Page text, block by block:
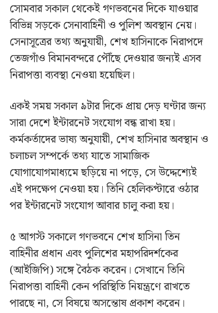
সোমবার সকাল থেকেই গণভবনের দিকে যাওয়ার
বিভিন্ন সড়কে সেনাবাহিনী ও পুলিশ অবস্থান নেয়।
সেনাসূত্রের তথ্য অনুযায়ী, শেখ হাসিনাকে নিরাপদে
তেজগাঁও বিমানবন্দরে পৌঁছে দেওয়ার জন্যই এসব
নিরাপত্তা ব্যবস্থা নেওয়া হয়েছিল।
একই সময় সকাল ৯টার দিকে প্রায় দেড় ঘণ্টার জন্য
সারা দেশে ইন্টারনেট সংযোগ বন্ধ রাখা হয়।
কর্মকর্তাদের ভাষ্য অনুযায়ী, শেখ হাসিনার অবস্থান ও
চলাচল সম্পর্কে তথ্য যাতে সামাজিক
যোগাযোগমাধ্যমে ছড়িয়ে না পড়ে, সে উদ্দেশ্যেই
এই পদক্ষেপ নেওয়া হয়। তিনি হেলিকপ্টারে ওঠার
পর ইন্টারনেট সংযোগ আবার চালু করা হয়।
৫ আগস্ট সকালে গণভবনে শেখ হাসিনা তিন
বাহিনীর প্রধান এবং পুলিশের মহাপরিদর্শকের
(আইজিপি) সঙ্গে বৈঠক করেন। সেখানে তিনি
নিরাপত্তা বাহিনী কেন পরিস্থিতি নিয়ন্ত্রণে রাখতে
পারছে না, সে বিষয়ে অসন্তোষ প্রকাশ করেন।